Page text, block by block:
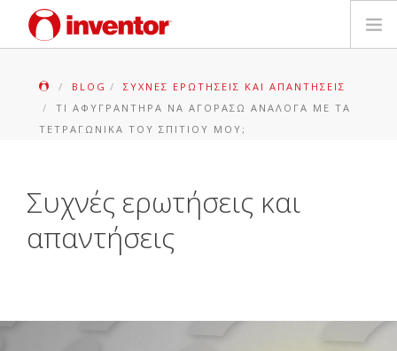
Αρχεία και Υποστήριξη
BLOG
ΣΥΧΝΈΣ ΕΡΩΤΉΣΕΙΣ ΚΑΙ ΑΠΑΝΤΉΣΕΙΣ
ΤΙ ΑΦΥΓΡΑΝΤΉΡΑ ΝΑ ΑΓΟΡΆΣΩ ΑΝΆΛΟΓΑ ΜΕ ΤΑ
ΤΕΤΡΑΓΩΝΙΚΆ ΤΟΥ ΣΠΙΤΙΟΎ ΜΟΥ;
Συχνές ερωτήσεις και
απαντήσεις